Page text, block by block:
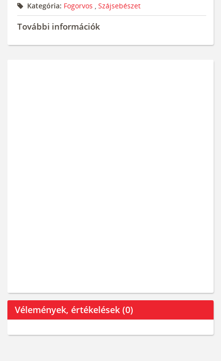
Kategória: Fogorvos , Szájsebészet
További információk
Vélemények, értékelések (0)